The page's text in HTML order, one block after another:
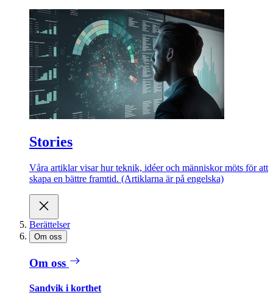
Stories
Våra artiklar visar hur teknik, idéer och människor möts för att
skapa en bättre framtid. (Artiklarna är på engelska)
Berättelser
Om oss
Om oss
Sandvik i korthet